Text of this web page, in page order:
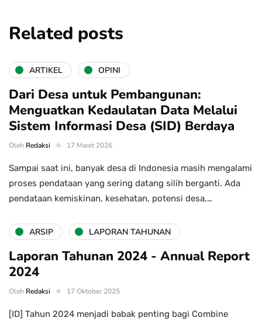
Related posts
ARTIKEL OPINI
Dari Desa untuk Pembangunan:
Menguatkan Kedaulatan Data Melalui
Sistem Informasi Desa (SID) Berdaya
Oleh Redaksi 17 Maret 2026
Sampai saat ini, banyak desa di Indonesia masih mengalami
proses pendataan yang sering datang silih berganti. Ada
pendataan kemiskinan, kesehatan, potensi desa,…
ARSIP LAPORAN TAHUNAN
Laporan Tahunan 2024 - Annual Report
2024
Oleh Redaksi 17 Oktober 2025
[ID] Tahun 2024 menjadi babak penting bagi Combine